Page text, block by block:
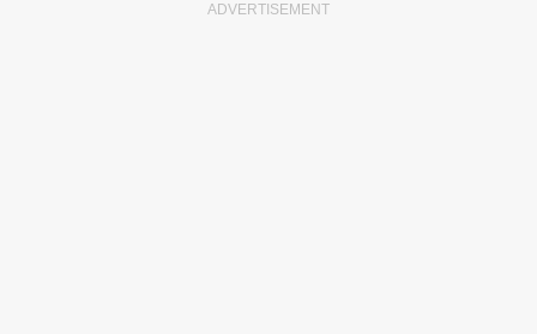
ADVERTISEMENT